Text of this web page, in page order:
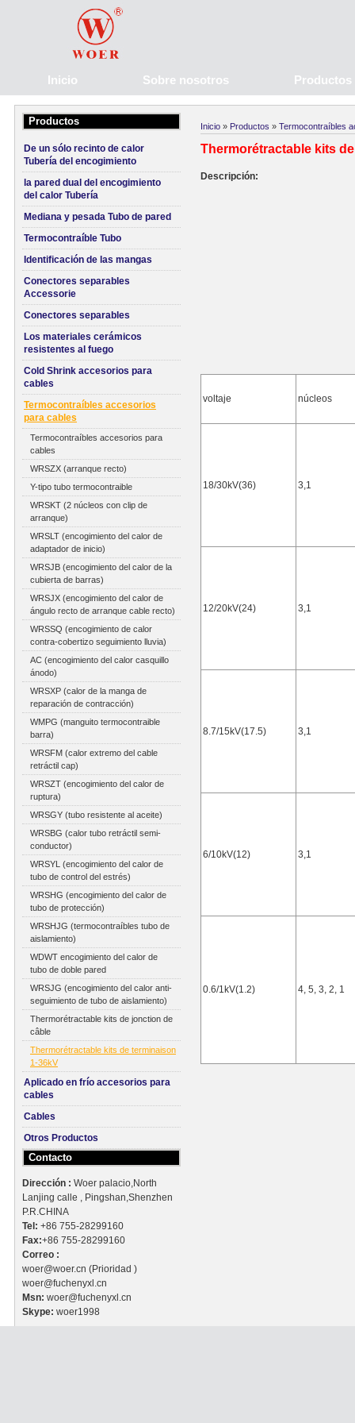
Inicio Sobre nosotros Productos
Productos
De un sólo recinto de calor
Tubería del encogimiento
la pared dual del encogimiento
del calor Tubería
Mediana y pesada Tubo de pared
Termocontraíble Tubo
Identificación de las mangas
Conectores separables
Accessorie
Conectores separables
Los materiales cerámicos
resistentes al fuego
Cold Shrink accesorios para
cables
Termocontraíbles accesorios
para cables
Termocontraíbles accesorios para
cables
WRSZX (arranque recto)
Y-tipo tubo termocontraible
WRSKT (2 núcleos con clip de
arranque)
WRSLT (encogimiento del calor de
adaptador de inicio)
WRSJB (encogimiento del calor de la
cubierta de barras)
WRSJX (encogimiento del calor de
ángulo recto de arranque cable recto)
WRSSQ (encogimiento de calor
contra-cobertizo seguimiento lluvia)
AC (encogimiento del calor casquillo
ánodo)
WRSXP (calor de la manga de
reparación de contracción)
WMPG (manguito termocontraible
barra)
WRSFM (calor extremo del cable
retráctil cap)
WRSZT (encogimiento del calor de
ruptura)
WRSGY (tubo resistente al aceite)
WRSBG (calor tubo retráctil semi-
conductor)
WRSYL (encogimiento del calor de
tubo de control del estrés)
WRSHG (encogimiento del calor de
tubo de protección)
WRSHJG (termocontraíbles tubo de
aislamiento)
WDWT encogimiento del calor de
tubo de doble pared
WRSJG (encogimiento del calor anti-
seguimiento de tubo de aislamiento)
Thermorétractable kits de jonction de
câble
Thermorétractable kits de terminaison
1-36kV
Aplicado en frío accesorios para
cables
Cables
Otros Productos
Contacto
Dirección : Woer palacio,North
Lanjing calle , Pingshan,Shenzhen
P.R.CHINA
Tel: +86 755-28299160
Fax:+86 755-28299160
Correo :
woer@woer.cn (Prioridad )
woer@fuchenyxl.cn
Msn: woer@fuchenyxl.cn
Skype: woer1998
Inicio » Productos » Termocontraíbles
Thermorétractable kits
Descripción:
voltaje núcleos
18/30kV(36) 3,1
12/20kV(24) 3,1
8.7/15kV(17.5) 3,1
6/10kV(12) 3,1
0.6/1kV(1.2) 4, 5, 3, 2, 1